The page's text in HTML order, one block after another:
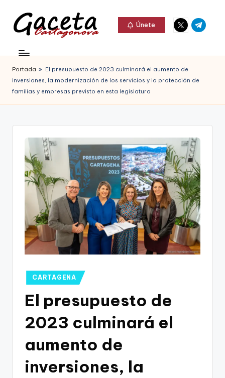
Saltar
contenido
c
e
a
Gaceta
Cartagonova,
La
informa
Cartagena,
Cartagena,
Únete
Elemento
del
Elemento
del
Portada » El presupuesto de 2023 culminará el aumento de
inversiones, la modernización de los servicios y la protección de
familias y empresas previsto en esta legislatura
Publicado
en
CARTAGENA
El presupuesto de
2023 culminará el
aumento de
inversiones, la